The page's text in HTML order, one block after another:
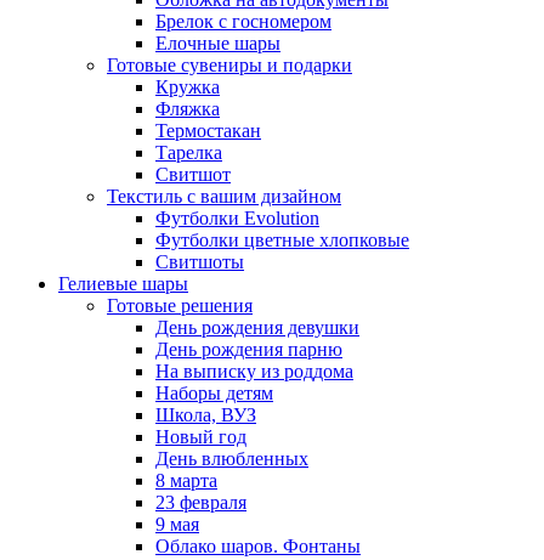
Брелок с госномером
Елочные шары
Готовые сувениры и подарки
Кружка
Фляжка
Термостакан
Тарелка
Свитшот
Текстиль с вашим дизайном
Футболки Evolution
Футболки цветные хлопковые
Свитшоты
Гелиевые шары
Готовые решения
День рождения девушки
День рождения парню
На выписку из роддома
Наборы детям
Школа, ВУЗ
Новый год
День влюбленных
8 марта
23 февраля
9 мая
Облако шаров. Фонтаны